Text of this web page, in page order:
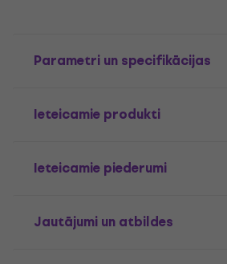
Parametri un specifikācijas
Ieteicamie produkti
Ieteicamie piederumi
Jautājumi un atbildes